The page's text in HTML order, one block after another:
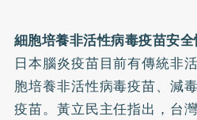
細胞培養非活性病毒疫苗安
日本腦炎疫苗目前有傳統非
胞培養非活性病毒疫苗、減
疫苗。黃立民主任指出，台